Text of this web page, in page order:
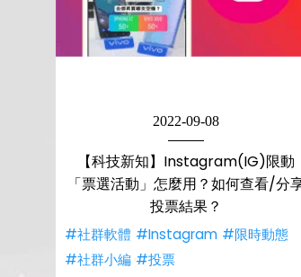
2022-09-08
【科技新知】Instagram(IG)限動
「票選活動」怎麼用？如何查看/分
投票結果？
#社群軟體 #Instagram #限時動態
#社群小編 #投票